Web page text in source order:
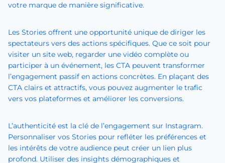
votre marque de manière significative.
Les Stories offrent une opportunité unique de diriger les
spectateurs vers des actions spécifiques. Que ce soit pour
visiter un site web, regarder une vidéo complète ou
participer à un événement, les CTA peuvent transformer
l’engagement passif en actions concrètes. En plaçant des
CTA clairs et attractifs, vous pouvez augmenter le trafic
vers vos plateformes et améliorer les conversions.
L’authenticité est la clé de l’engagement sur Instagram.
Personnaliser vos Stories pour refléter les préférences et
les intérêts de votre audience peut créer un lien plus
profond. Utiliser des insights démographiques et